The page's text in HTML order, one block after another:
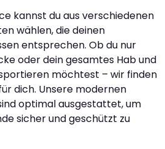
kannst du aus verschiedenen
wählen, die deinen
entsprechen. Ob du nur
oder dein gesamtes Hab und
möchtest – wir finden
dich. Unsere modernen
optimal ausgestattet, um
sicher und geschützt zu